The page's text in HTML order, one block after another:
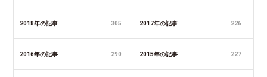
2018年の記事 305 2017年の記事 226
2016年の記事 290 2015年の記事 227